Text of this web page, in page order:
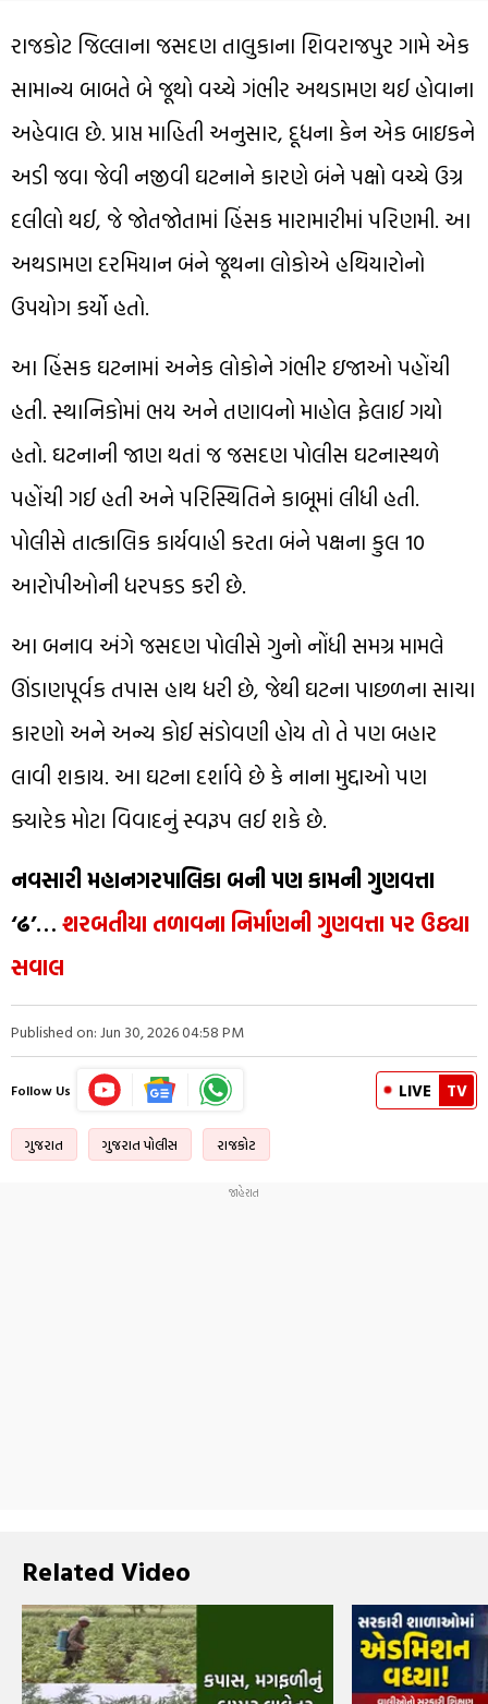
રાજકોટ જિલ્લાના જસદણ તાલુકાના શિવરાજપુર ગામે એક
સામાન્ય બાબતે બે જૂથો વચ્ચે ગંભીર અથડામણ થઈ હોવાના
અહેવાલ છે. પ્રાપ્ત માહિતી અનુસાર, દૂધના કેન એક બાઇકને
અડી જવા જેવી નજીવી ઘટનાને કારણે બંને પક્ષો વચ્ચે ઉગ્ર
દલીલો થઈ, જે જોતજોતામાં હિંસક મારામારીમાં પરિણમી. આ
અથડામણ દરમિયાન બંને જૂથના લોકોએ હથિયારોનો
ઉપયોગ કર્યો હતો.
આ હિંસક ઘટનામાં અનેક લોકોને ગંભીર ઇજાઓ પહોંચી
હતી. સ્થાનિકોમાં ભય અને તણાવનો માહોલ ફેલાઈ ગયો
હતો. ઘટનાની જાણ થતાં જ જસદણ પોલીસ ઘટનાસ્થળે
પહોંચી ગઈ હતી અને પરિસ્થિતિને કાબૂમાં લીધી હતી.
પોલીસે તાત્કાલિક કાર્યવાહી કરતા બંને પક્ષના કુલ 10
આરોપીઓની ધરપકડ કરી છે.
આ બનાવ અંગે જસદણ પોલીસે ગુનો નોંધી સમગ્ર મામલે
ઊંડાણપૂર્વક તપાસ હાથ ધરી છે, જેથી ઘટના પાછળના સાચા
કારણો અને અન્ય કોઈ સંડોવણી હોય તો તે પણ બહાર
લાવી શકાય. આ ઘટના દર્શાવે છે કે નાના મુદ્દાઓ પણ
ક્યારેક મોટા વિવાદનું સ્વરૂપ લઈ શકે છે.
નવસારી મહાનગરપાલિકા બની પણ કામની ગુણવત્તા
‘ઢ’… શરબતીયા તળાવના નિર્માણની ગુણવત્તા પર ઉઠ્યા
સવાલ
Published on: Jun 30, 2026 04:58 PM
Follow Us LIVE TV
ગુજરાત ગુજરાત પોલીસ રાજકોટ
Related Video